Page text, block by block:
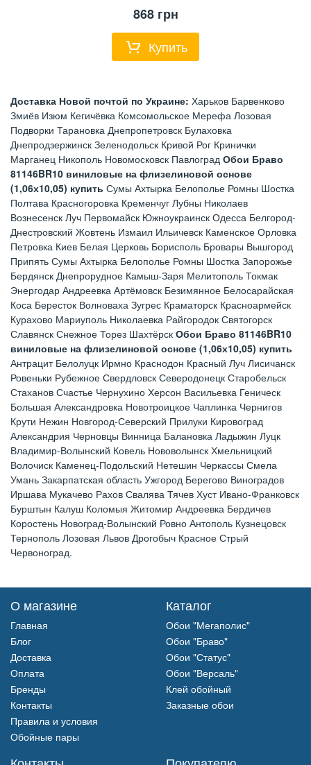
868грн
Купить
Доставка Новой почтой по Украине: Харьков Барвенково
Змиёв Изюм Кегичёвка Комсомольское Мерефа Лозовая
Подворки Тарановка Днепропетровск Булаховка
Днепродзержинск Зеленодольск Кривой Рог Кринички
Марганец Никополь Новомосковск Павлоград Обои Браво
81146BR10 виниловые на флизелиновой основе
(1,06х10,05) купить Сумы Ахтырка Белополье Ромны Шостка
Полтава Красногоровка Кременчуг Лубны Николаев
Вознесенск Луч Первомайск Южноукраинск Одесса Белгород-
Днестровский Жовтень Измаил Ильичевск Каменское Орловка
Петровка Киев Белая Церковь Борисполь Бровары Вышгород
Припять Сумы Ахтырка Белополье Ромны Шостка Запорожье
Бердянск Днепрорудное Камыш-Заря Мелитополь Токмак
Энергодар Андреевка Артёмовск Безимянное Белосарайская
Коса Бересток Волноваха Зугрес Краматорск Красноармейск
Курахово Мариуполь Николаевка Райгородок Святогорск
Славянск Снежное Торез Шахтёрск Обои Браво 81146BR10
виниловые на флизелиновой основе (1,06х10,05) купить
Антрацит Белолуцк Ирмно Краснодон Красный Луч Лисичанск
Ровеньки Рубежное Свердловск Северодонецк Старобельск
Стаханов Счастье Чернухино Херсон Васильевка Геническ
Большая Александровка Новотроицкое Чаплинка Чернигов
Крути Нежин Новгород-Северский Прилуки Кировоград
Александрия Черновцы Винница Балановка Ладыжин Луцк
Владимир-Волынский Ковель Нововолынск Хмельницкий
Волочиск Каменец-Подольский Нетешин Черкассы Смела
Умань Закарпатская область Ужгород Берегово Виноградов
Иршава Мукачево Рахов Свалява Тячев Хуст Ивано-Франковск
Бурштын Калуш Коломыя Житомир Андреевка Бердичев
Коростень Новоград-Волынский Ровно Антополь Кузнецовск
Тернополь Лозовая Львов Дрогобыч Красное Стрый
Червоноград.
О магазине
Главная
Блог
Доставка
Оплата
Бренды
Контакты
Правила и условия
Обойные пары
Каталог
Обои "Мегаполис"
Обои "Браво"
Обои "Статус"
Обои "Версаль"
Клей обойный
Заказные обои